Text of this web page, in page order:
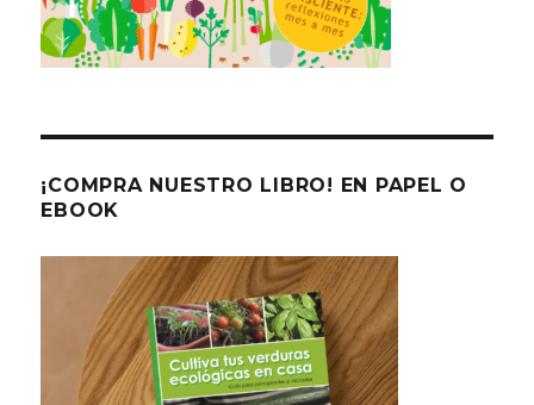
¡COMPRA NUESTRO LIBRO! EN PAPEL O
EBOOK